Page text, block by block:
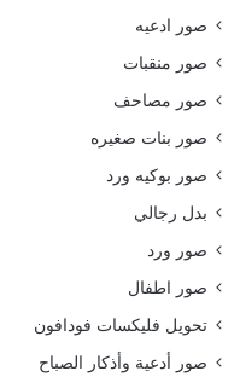
صور ادعيه
صور منقبات
صور مصاحف
صور بنات صغيره
صور بوكيه ورد
بدل رجالي
صور ورد
صور اطفال
تحويل فليكسات فودافون
صور أدعية وأذكار الصباح